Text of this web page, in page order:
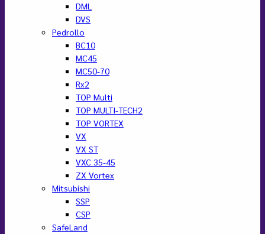
DML
DVS
Pedrollo
BC10
MC45
MC50-70
Rx2
TOP Multi
TOP MULTI-TECH2
TOP VORTEX
VX
VX ST
VXC 35-45
ZX Vortex
Mitsubishi
SSP
CSP
SafeLand